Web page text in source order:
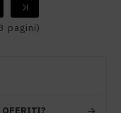
pagini)